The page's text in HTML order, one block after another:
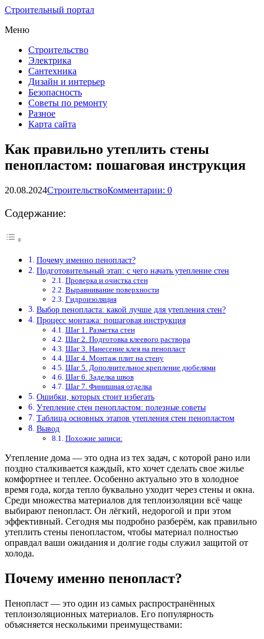
Строительный портал
Меню
Строительство
Электрика
Сантехника
Дизайн и интерьер
Безопасность
Советы по ремонту
Разное
Карта сайта
Как правильно утеплить стены
пенопластом: пошаговая инструкция
20.08.2024СтроительствоКомментарии: 0
Содержание:
Почему именно пенопласт?
Подготовительный этап: с чего начать утепление стен
Проверка и очистка стен
Выравнивание поверхности
Гидроизоляция
Выбор пенопласта: какой лучше для утепления стен?
Процесс монтажа: пошаговая инструкция
Шаг 1. Разметка стен
Шаг 2. Подготовка клеевого раствора
Шаг 3. Нанесение клея на пенопласт
Шаг 4. Монтаж плит на стену
Шаг 5. Дополнительное крепление дюбелями
Шаг 6. Заделка швов
Шаг 7. Финишная отделка
Ошибки, которых стоит избегать
Утепление стен пенопластом: полезные советы
Таблица основных этапов утепления стен пенопластом
Вывод
Похожие записи:
Утепление дома — это одна из тех задач, с которой рано или
поздно сталкивается каждый, кто хочет сделать свое жилье
комфортнее и теплее. Особенно актуально это в холодное
время года, когда тепло буквально уходит через стены и окна.
Среди множества материалов для теплоизоляции всё чаще
выбирают пенопласт. Он лёгкий, недорогой и при этом
эффективный. Сегодня мы подробно разберём, как правильно
утеплить стены пенопластом, чтобы материал полностью
оправдал ваши ожидания и долгие годы служил защитой от
холода.
Почему именно пенопласт?
Пенопласт — это один из самых распространённых
теплоизоляционных материалов. Его популярность
объясняется несколькими преимуществами: